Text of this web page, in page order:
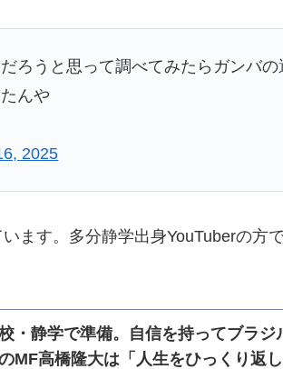
ろうと思って調べてみたらガンバの
んや
2025
ます。多分静学出身YouTuberの方
・静学で準備。自信を持ってブラジ
MF高橋隆大は「人生をひっくり返し